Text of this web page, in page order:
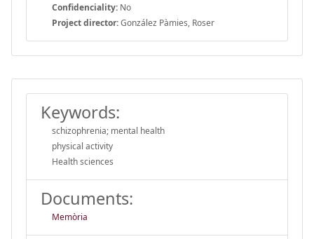
Confidenciality: No
Project director:González Pàmies, Roser
Keywords:
schizophrenia; mental health
physical activity
Health sciences
Documents:
Memòria